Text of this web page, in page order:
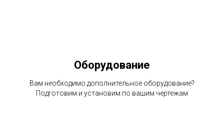
Оборудование
Вам необходимо дополнительное оборудование?
Подготовим и установим по вашим чертежам